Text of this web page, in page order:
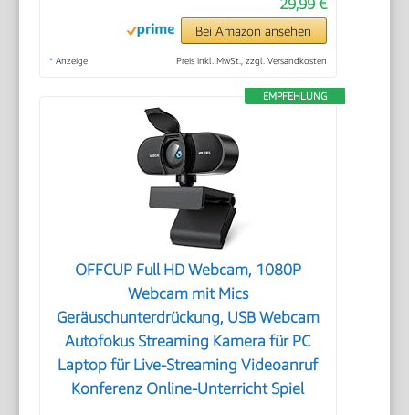
29,99 €
Bei Amazon ansehen
* Anzeige Preis inkl. MwSt., zzgl. Versandkosten
EMPFEHLUNG
OFFCUP Full HD Webcam, 1080P
Webcam mit Mics
Geräuschunterdrückung, USB Webcam
Autofokus Streaming Kamera für PC
Laptop für Live-Streaming Videoanruf
Konferenz Online-Unterricht Spiel